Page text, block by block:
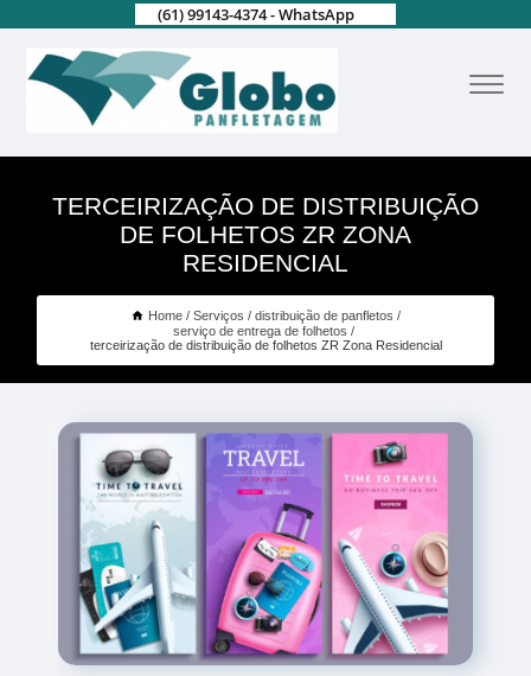
(61) 99143-4374 - WhatsApp
TERCEIRIZAÇÃO DE DISTRIBUIÇÃO
DE FOLHETOS ZR ZONA
RESIDENCIAL
Home Serviços
distribuição de panfletos
serviço de entrega de folhetos
terceirização de distribuição de folhetos ZR Zona Residencial